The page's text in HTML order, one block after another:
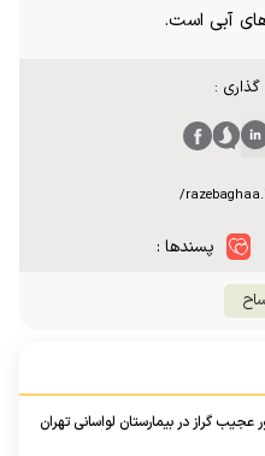
آبی است.
گذاری :
پسندها :
گراز در بیمارستان لواسانی تهران